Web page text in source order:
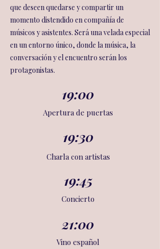
que deseen quedarse y compartir un
momento distendido en compañía de
músicos y asistentes. Será una velada especial
en un entorno único, donde la música, la
conversación y el encuentro serán los
protagonistas.
19:00
Apertura de puertas
Charla con artistas
19:30
19:45
Concierto
21:00
Vino español